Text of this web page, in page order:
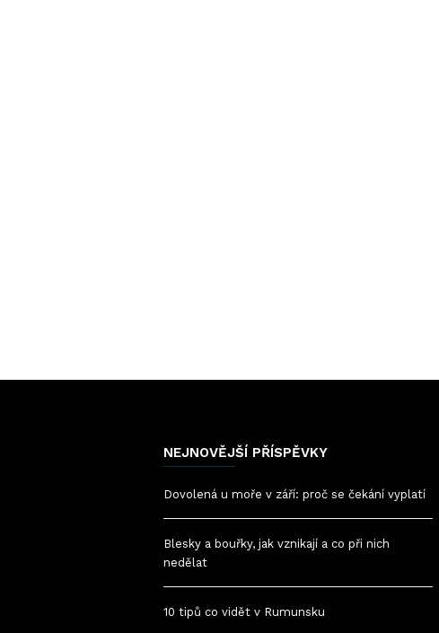
NEJNOVĚJŠÍ PŘÍSPĚVKY
Dovolená u moře v září: proč se čekání vyplatí
Blesky a bouřky, jak vznikají a co při nich
nedělat
10 tipů co vidět v Rumunsku